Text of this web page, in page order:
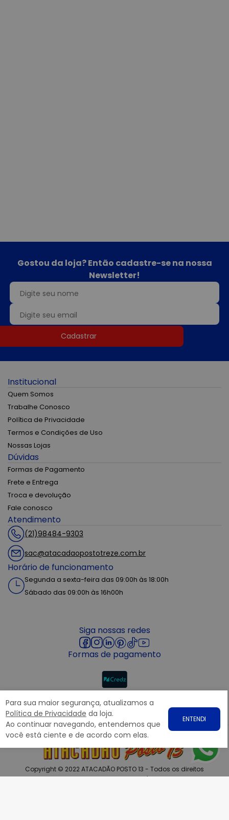
Para sua maior segurança, atualizamos a
Política de Privacidade da loja.
Ao continuar navegando, entendemos que
você está ciente e de acordo com elas.
ENTENDI
Gostou da loja? Então cadastre-se na nossa
Newsletter!
Cadastrar
Institucional
Quem Somos
Trabalhe Conosco
Política de Privacidade
Termos e Condições de Uso
Nossas Lojas
Dúvidas
Formas de Pagamento
Frete e Entrega
Troca e devolução
Fale conosco
Atendimento
(21)98484-9303
sac@atacadaopostotreze.com.br
Horário de funcionamento
Segunda a sexta-feira das 09:00h às 18:00h
Sábado das 09:00h às 16h00h
Siga nossas redes
Formas de pagamento
Segurança
Copyright © 2022 ATACADÃO POSTO 13 - Todos os direitos